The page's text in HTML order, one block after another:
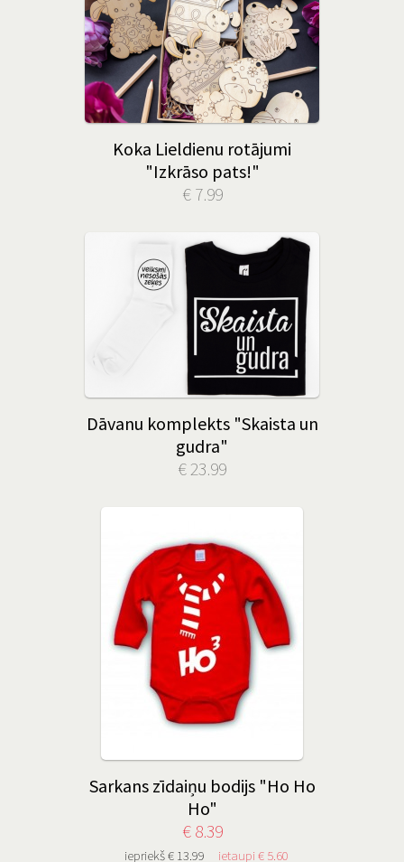
Koka Lieldienu rotājumi
"Izkrāso pats!"
€ 7.99
Dāvanu komplekts "Skaista un
gudra"
€ 23.99
Sarkans zīdaiņu bodijs "Ho Ho
Ho"
€ 8.39
iepriekš € 13.99 ietaupi € 5.60